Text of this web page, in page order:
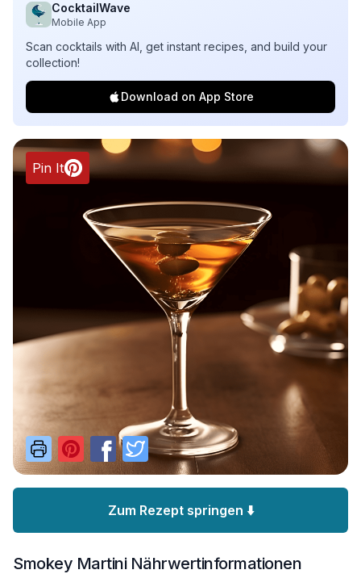
CocktailWave
Mobile App
Scan cocktails with AI, get instant recipes, and build your
collection!
Download on App Store
Pin It
Zum Rezept springen ⬇️
Smokey MartiniNährwertinformationen